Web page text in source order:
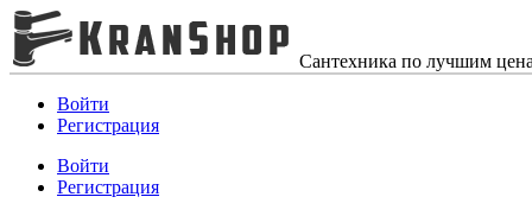
Сантехника по лучшим
Войти
Регистрация
Войти
Регистрация